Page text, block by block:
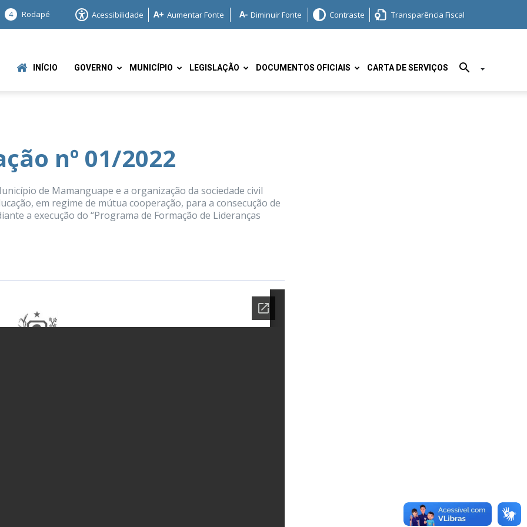
4 Rodapé Acessibilidade Aumentar Fonte Diminuir Fonte Contraste Transparência Fiscal
INÍCIO GOVERNO MUNICÍPIO LEGISLAÇÃO DOCUMENTOS OFICIAIS CARTA DE SERVIÇOS
nº 01/2022
de Mamanguape e a organização da sociedade civil
em regime de mútua cooperação, para a consecução de
a execução do “Programa de Formação de Lideranças